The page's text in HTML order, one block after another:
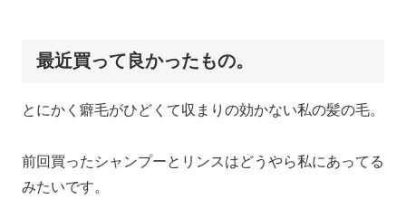
最近買って良かったもの。
とにかく癖毛がひどくて収まりの効かない私の髪の毛。
前回買ったシャンプーとリンスはどうやら私にあってる
みたいです。